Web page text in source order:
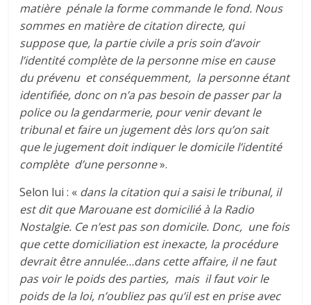
matière pénale la forme commande le fond. Nous
sommes en matière de citation directe, qui
suppose que, la partie civile a pris soin d’avoir
l’identité complète de la personne mise en cause
du prévenu et conséquemment, la personne étant
identifiée, donc on n’a pas besoin de passer par la
police ou la gendarmerie, pour venir devant le
tribunal et faire un jugement dès lors qu’on sait
que le jugement doit indiquer le domicile l’identité
complète d’une personne».
Selon lui : « dans la citation qui a saisi le tribunal, il
est dit que Marouane est domicilié à la Radio
Nostalgie. Ce n’est pas son domicile. Donc, une fois
que cette domiciliation est inexacte, la procédure
devrait être annulée…dans cette affaire, il ne faut
pas voir le poids des parties, mais il faut voir le
poids de la loi, n’oubliez pas qu’il est en prise avec